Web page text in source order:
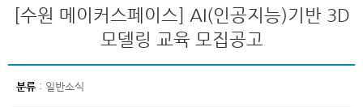
[수원 메이커스페이스] AI(인공지능)기반 3D
모델링 교육 모집공고
분류 : 일반소식